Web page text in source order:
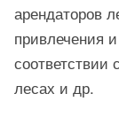
арендаторов
привлечения
соответствии
лесах и др.